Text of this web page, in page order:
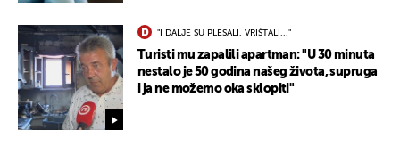
"I DALJE SU PLESALI, VRIŠTALI..."
Turisti mu zapalili apartman: "U 30 minuta
nestalo je 50 godina našeg života, supruga
i ja ne možemo oka sklopiti"
UKLJUČITE NOTIFIKACIJE